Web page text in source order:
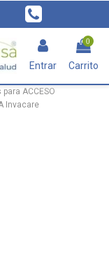
Entrar
0
Carrito
ACCESO
Invacare